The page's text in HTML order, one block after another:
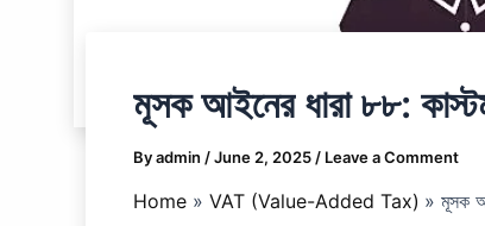
মূসক আইনের ধারা ৮৮:
Byadmin /June 2, 2025 / Leave a Comment
Home VAT (Value-Added Tax) মূসক